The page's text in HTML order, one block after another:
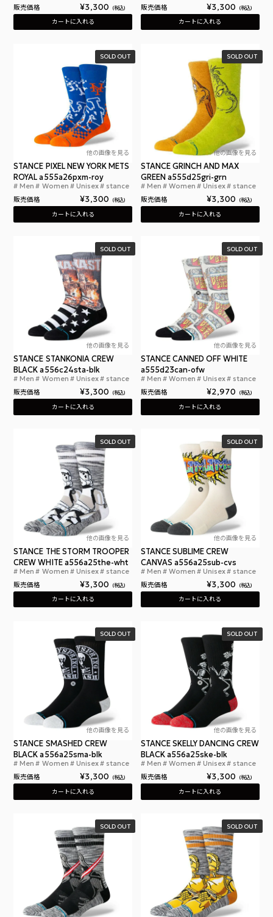
販売価格 ¥3,300 税込
カートに入れる
販売価格 ¥3,300 税込
カートに入れる
他の画像を見る
スタンスソックス ピクセル ニューヨーク メッツ
STANCE PIXEL NEW YORK METS
ROYAL a555a26pxm-roy
Men Women Unisex stance
販売価格 ¥3,300 税込
SOLD OUT
カートに入れる
他の画像を見る
STANCE GRINCH AND MAX
GREEN a555d25gri-grn
Men Women Unisex stance
販売価格 ¥3,300 税込
SOLD OUT
カートに入れる
他の画像を見る
スタンス スタンコニア クルー ブラック
STANCE STANKONIA CREW
BLACK a556c24sta-blk
Men Women Unisex stance
販売価格 ¥3,300 税込
SOLD OUT
カートに入れる
他の画像を見る
STANCE CANNED OFF WHITE
a555d23can-ofw
Men Women Unisex stance
販売価格 ¥2,970 税込
SOLD OUT
カートに入れる
他の画像を見る
スタンスソックス ストームトルーパー クルー ホ
STANCE THE STORM TROOPER
CREW WHITE a556a25the-wht
Men Women Unisex stance
販売価格 ¥3,300 税込
SOLD OUT
カートに入れる
他の画像を見る
STANCE SUBLIME CREW
CANVAS a556a25sub-cvs
Men Women Unisex stance
販売価格 ¥3,300 税込
SOLD OUT
カートに入れる
他の画像を見る
スタンスソックス スマッシュド クルー ブラック
STANCE SMASHED CREW
BLACK a556a25sma-blk
Men Women Unisex stance
販売価格 ¥3,300 税込
SOLD OUT
カートに入れる
他の画像を見る
STANCE SKELLY DANCING CREW
BLACK a556a25ske-blk
Men Women Unisex stance
販売価格 ¥3,300 税込
SOLD OUT
カートに入れる
SOLD OUT SOLD OUT